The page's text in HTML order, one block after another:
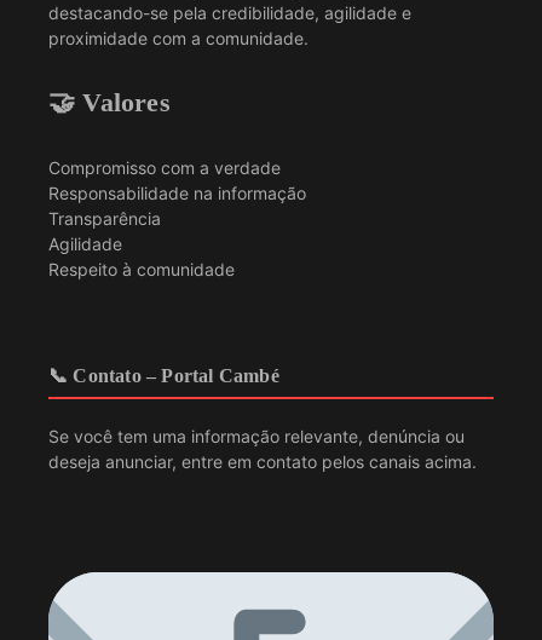
destacando-se pela credibilidade, agilidade e
proximidade com a comunidade.
🤝 Valores
Compromisso com a verdade
Responsabilidade na informação
Transparência
Agilidade
Respeito à comunidade
📞 Contato – Portal Cambé
Se você tem uma informação relevante, denúncia ou
deseja anunciar, entre em contato pelos canais acima.